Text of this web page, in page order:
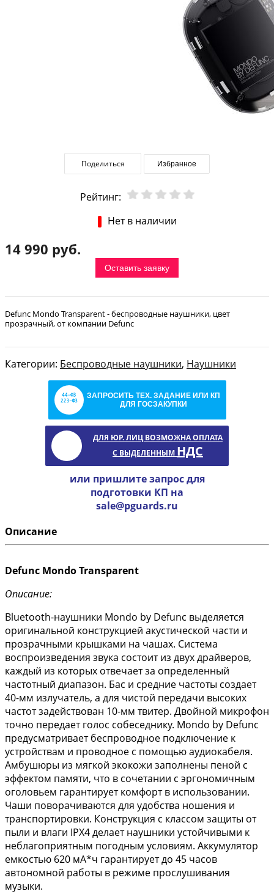
Поделиться Избранное
Рейтинг:
Нет в наличии
14 990 руб.
Оставить заявку
Defunc Mondo Transparent - беспроводные наушники, цвет
прозрачный, от компании Defunc
Категории: Беспроводные наушники, Наушники
ЗАПРОСИТЬ ТЕХ. ЗАДАНИЕ ИЛИ КП
ДЛЯ ГОСЗАКУПКИ
ДЛЯ ЮР. ЛИЦ ВОЗМОЖНА ОПЛАТА
С ВЫДЕЛЕННЫМ НДС
или пришлите запрос для
подготовки КП на
sale@pguards.ru
Описание
Defunc Mondo Transparent
Описание:
Bluetooth-наушники Mondo by Defunc выделяется
оригинальной конструкцией акустической части и
прозрачными крышками на чашах. Система
воспроизведения звука состоит из двух драйверов,
каждый из которых отвечает за определенный
частотный диапазон. Бас и средние частоты создает
40-мм излучатель, а для чистой передачи высоких
частот задействован 10-мм твитер. Двойной микрофон
точно передает голос собеседнику. Mondo by Defunc
предусматривает беспроводное подключение к
устройствам и проводное с помощью аудиокабеля.
Амбушюры из мягкой экокожи заполнены пеной с
эффектом памяти, что в сочетании с эргономичным
оголовьем гарантирует комфорт в использовании.
Чаши поворачиваются для удобства ношения и
транспортировки. Конструкция с классом защиты от
пыли и влаги IPX4 делает наушники устойчивыми к
неблагоприятным погодным условиям. Аккумулятор
емкостью 620 мА*ч гарантирует до 45 часов
автономной работы в режиме прослушивания
музыки.